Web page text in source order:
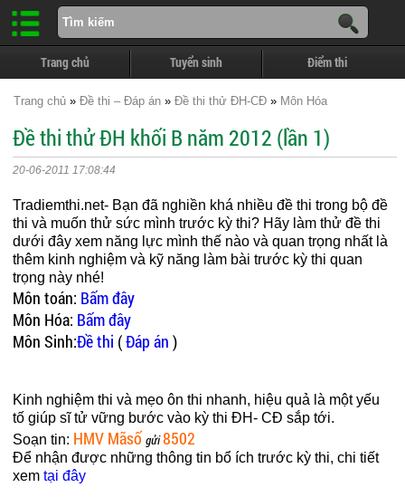
Trang chủ Tuyển sinh Điểm thi
Trang chủ » Đề thi – Đáp án » Đề thi thử ĐH-CĐ » Môn Hóa
Đề thi thử ĐH khối B năm 2012 (lần 1)
20-06-2011 17:08:44
Tradiemthi.net- Bạn đã nghiền khá nhiều đề thi trong bộ đề
thi và muốn thử sức mình trước kỳ thi? Hãy làm thử đề thi
dưới đây xem năng lực mình thế nào và quan trọng nhất là
thêm kinh nghiệm và kỹ năng làm bài trước kỳ thi quan
trọng này nhé!
Môn toán: Bấm đây
Môn Hóa: Bấm đây
Môn Sinh:Đề thi (Đáp án )
Kinh nghiệm thi và mẹo ôn thi nhanh, hiệu quả là một yếu
tố giúp sĩ tử vững bước vào kỳ thi ĐH- CĐ sắp tới.
Soạn tin: HMV Mãsốgửi8502
Để nhận được những thông tin bổ ích trước kỳ thi, chi tiết
xemtại đây